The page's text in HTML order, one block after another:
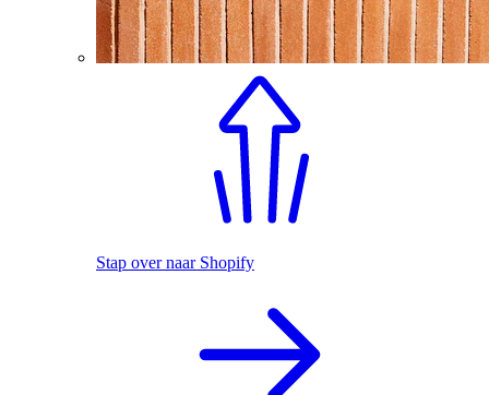
Stap over naar Shopify